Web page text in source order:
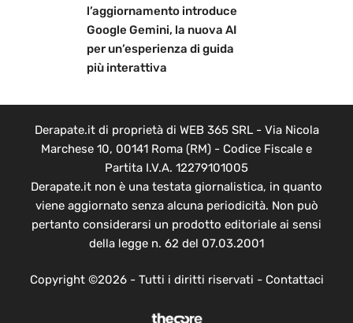
l’aggiornamento introduce
Google Gemini, la nuova AI
per un’esperienza di guida
più interattiva
Derapate.it di proprietà di WEB 365 SRL - Via Nicola
Marchese 10, 00141 Roma (RM) - Codice Fiscale e
Partita I.V.A. 12279101005
Derapate.it non è una testata giornalistica, in quanto
viene aggiornato senza alcuna periodicità. Non può
pertanto considerarsi un prodotto editoriale ai sensi
della legge n. 62 del 07.03.2001
Copyright ©2026 - Tutti i diritti riservati - Contattaci